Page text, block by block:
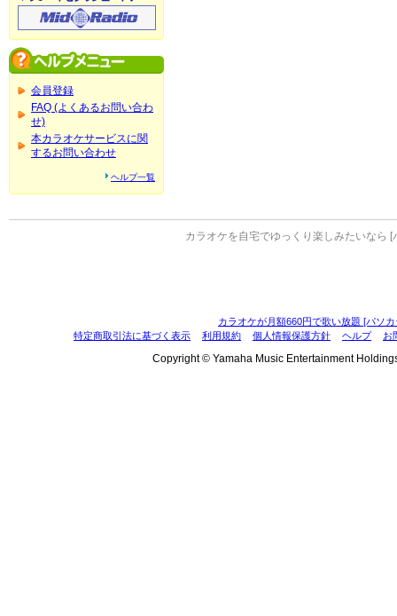
会員登録
FAQ (よくあるお問い合わ
せ)
本カラオケサービスに関
するお問い合わせ
ヘルプ一覧
カラオケを自宅でゆっくり楽しみたいなら [
カラオケが月額660円で歌い放題 [パソ
特定商取引法に基づく表示
利用規約 個人情報保護方針 ヘルプ お
Copyright © Yamaha Music Entertainment